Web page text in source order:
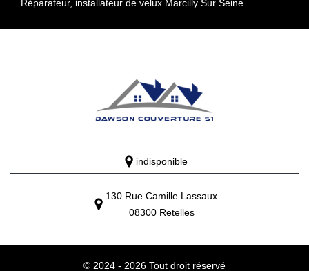
Réparateur, installateur de velux Marcilly Sur Seine
indisponible
130 Rue Camille Lassaux
08300 Retelles
© 2024 - 2026 Tout droit réservé